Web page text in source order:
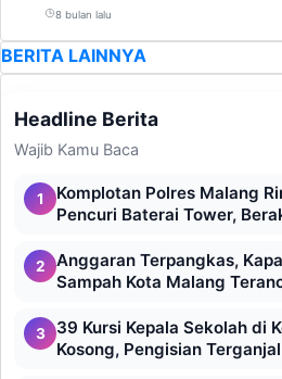
8 bulan lalu
BERITA LAINNYA
Headline Berita
Wajib Kamu Baca
1
Komplotan Polres Malang
Pencuri Baterai Tower,
2
Anggaran Terpangkas,
Sampah Kota Malang
3
39 Kursi Kepala Sekolah di
Kosong, Pengisian